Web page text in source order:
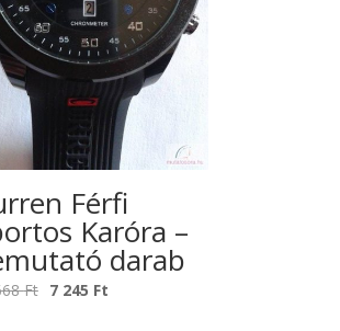
Férfi
Karóra –
darab
Ft Original
7 245 Ft